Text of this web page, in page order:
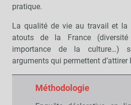
pratique.
La qualité de vie au travail et la
atouts de la France (diversité
importance de la culture…)
arguments qui permettent d’attirer
Méthodologie